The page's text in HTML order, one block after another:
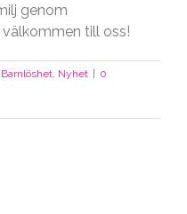
genom
till oss!
Barnlöshet, Nyhet
0